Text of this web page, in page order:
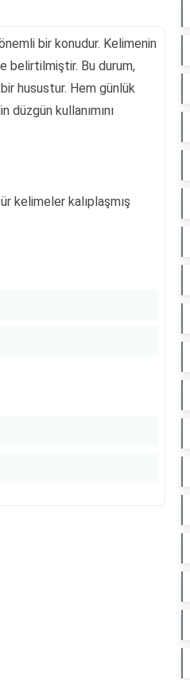
bir konudur. Kelimenin
belirtilmiştir. Bu durum,
husustur. Hem günlük
kullanımını
kelimeler kalıplaşmış